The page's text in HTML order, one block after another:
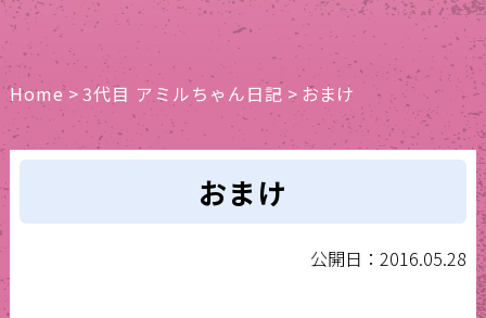
Home>3代目 アミルちゃん日記 > おまけ
おまけ
公開日：2016.05.28